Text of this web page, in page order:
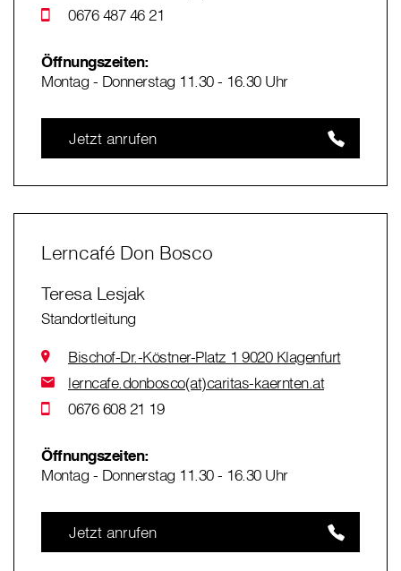
0676 487 46 21
Öffnungszeiten:
Montag - Donnerstag 11.30 - 16.30 Uhr
Jetzt anrufen
Lerncafé Don Bosco
Teresa Lesjak
Standortleitung
Bischof-Dr.-Köstner-Platz 1 9020 Klagenfurt
lerncafe.donbosco(at)caritas-kaernten.at
0676 608 21 19
Öffnungszeiten:
Montag - Donnerstag 11.30 - 16.30 Uhr
Jetzt anrufen